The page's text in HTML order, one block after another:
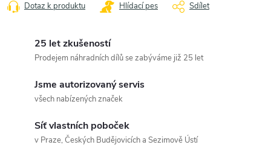
Dotaz k produktu Hlídací pes Sdílet
25 let zkušeností
Prodejem náhradních dílů se zabýváme již 25 let
Jsme autorizovaný servis
všech nabízených značek
Síť vlastních poboček
v Praze, Českých Budějovicích a Sezimově Ústí